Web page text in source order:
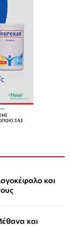
και
και